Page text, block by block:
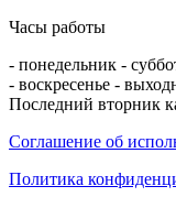
Часы работы
- понедельник -
- воскресенье -
Последний вторник
Соглашение об
Политика